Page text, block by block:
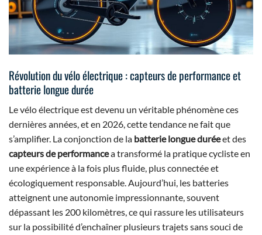
Révolution du vélo électrique : capteurs de performance et
batterie longue durée
Le vélo électrique est devenu un véritable phénomène ces
dernières années, et en 2026, cette tendance ne fait que
s’amplifier. La conjonction de la batterie longue duréeet des
capteurs de performancea transformé la pratique cycliste en
une expérience à la fois plus fluide, plus connectée et
écologiquement responsable. Aujourd’hui, les batteries
atteignent une autonomie impressionnante, souvent
dépassant les 200 kilomètres, ce qui rassure les utilisateurs
sur la possibilité d’enchaîner plusieurs trajets sans souci de